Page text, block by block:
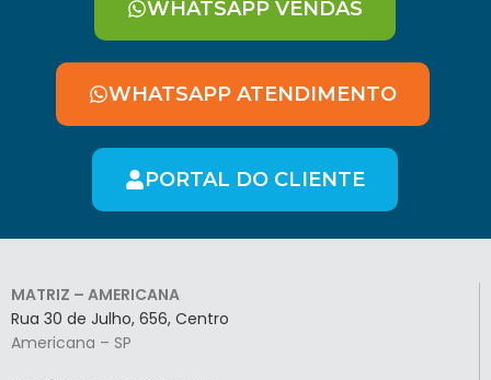
WHATSAPP VENDAS
WHATSAPP ATENDIMENTO
PORTAL DO CLIENTE
MATRIZ – AMERICANA
Rua 30 de Julho, 656, Centro
Americana – SP